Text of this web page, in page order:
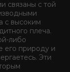
связаны с той
с высоким
плеча.
либо
его природу и
Эти